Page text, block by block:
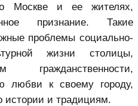
Москве и ее жителях,
признание. Такие
проблемы социально-
жизни столицы,
гражданственности,
любви к своему городу,
истории и традициям.